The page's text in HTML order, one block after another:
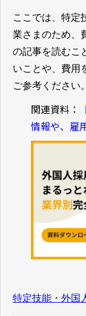
ここでは、特定
業さまのため、
の記事を読むこ
いことや、費用
ご参考ください。
関連資料：
情報や、雇
特定技能・外国